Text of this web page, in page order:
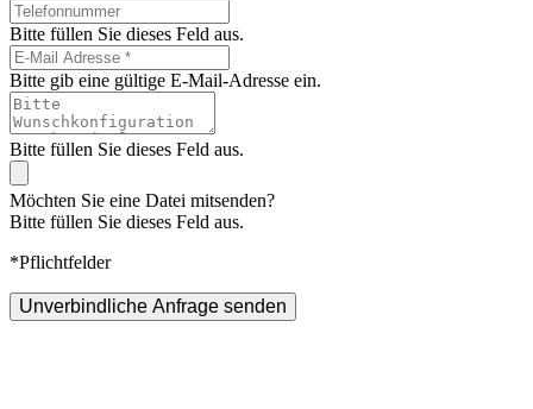
Bitte füllen Sie dieses Feld aus.
Bitte gib eine gültige E-Mail-Adresse ein.
Bitte füllen Sie dieses Feld aus.
Möchten Sie eine Datei mitsenden?
Bitte füllen Sie dieses Feld aus.
*Pflichtfelder
Unverbindliche Anfrage senden